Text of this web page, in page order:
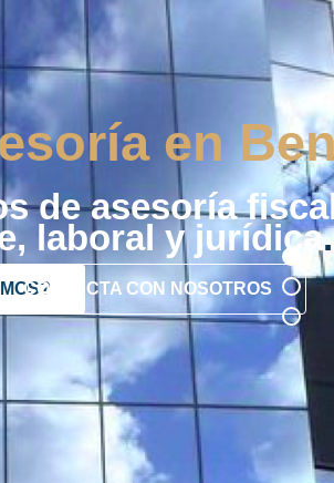
en
de asesoría
laboral y jurídica.
CONTACTA CON NOSOTROS